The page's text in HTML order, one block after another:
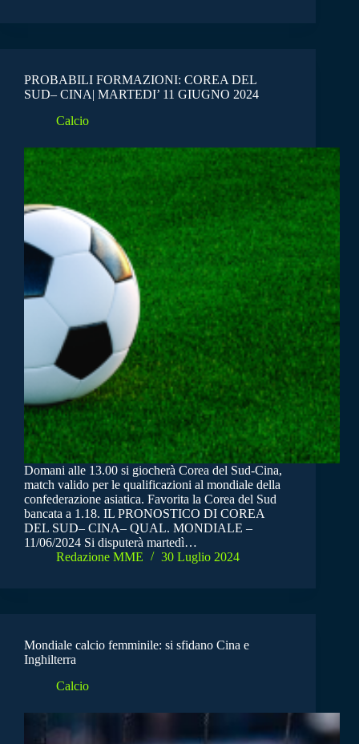
PROBABILI FORMAZIONI: COREA DEL
SUD– CINA| MARTEDI’ 11 GIUGNO 2024
Calcio
Domani alle 13.00 si giocherà Corea del Sud-Cina,
match valido per le qualificazioni al mondiale della
confederazione asiatica. Favorita la Corea del Sud
bancata a 1.18. IL PRONOSTICO DI COREA
DEL SUD– CINA– QUAL. MONDIALE –
11/06/2024 Si disputerà martedì…
Redazione MME
30 Luglio 2024
Mondiale calcio femminile: si sfidano Cina e
Inghilterra
Calcio